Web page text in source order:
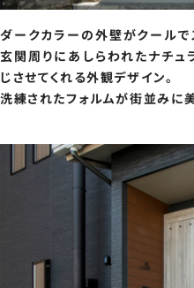
ダークカラーの外壁がクールで
玄関周りにあしらわれたナチ
じさせてくれる外観デザイン。
洗練されたフォルムが街並みに美